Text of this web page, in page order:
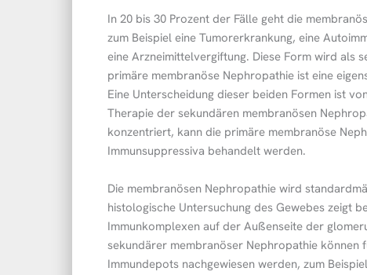
In 20 bis 30 Prozent der Fälle geht die
zum Beispiel eine Tumorerkrankung, eine
eine Arzneimittelvergiftung. Diese Form wird als
primäre membranöse Nephropathie ist eine
Eine Unterscheidung dieser beiden Formen ist
Therapie der sekundären membranösen
konzentriert, kann die primäre membranöse
Immunsuppressiva behandelt werden.
Die membranösen Nephropathie wird
histologische Untersuchung des Gewebes zeigt
Immunkomplexen auf der Außenseite der
sekundärer membranöser Nephropathie
Immundepots nachgewiesen werden, zum